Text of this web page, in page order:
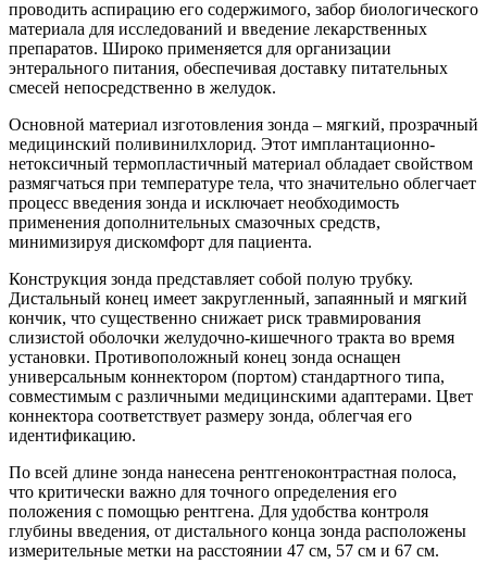
проводить аспирацию его содержимого, забор биологического
материала для исследований и введение лекарственных
препаратов. Широко применяется для организации
энтерального питания, обеспечивая доставку питательных
смесей непосредственно в желудок.
Основной материал изготовления зонда – мягкий, прозрачный
медицинский поливинилхлорид. Этот имплантационно-
нетоксичный термопластичный материал обладает свойством
размягчаться при температуре тела, что значительно облегчает
процесс введения зонда и исключает необходимость
применения дополнительных смазочных средств,
минимизируя дискомфорт для пациента.
Конструкция зонда представляет собой полую трубку.
Дистальный конец имеет закругленный, запаянный и мягкий
кончик, что существенно снижает риск травмирования
слизистой оболочки желудочно-кишечного тракта во время
установки. Противоположный конец зонда оснащен
универсальным коннектором (портом) стандартного типа,
совместимым с различными медицинскими адаптерами. Цвет
коннектора соответствует размеру зонда, облегчая его
идентификацию.
По всей длине зонда нанесена рентгеноконтрастная полоса,
что критически важно для точного определения его
положения с помощью рентгена. Для удобства контроля
глубины введения, от дистального конца зонда расположены
измерительные метки на расстоянии 47 см, 57 см и 67 см.